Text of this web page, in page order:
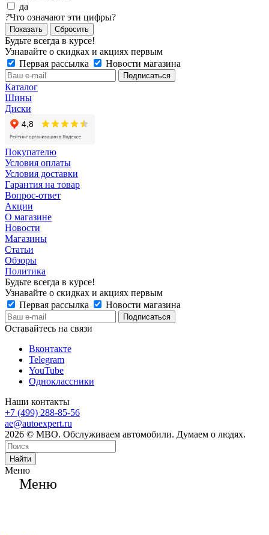
да
?Что означают эти цифры?
Сбросить
Будьте всегда в курсе!
Узнавайте о скидках и акциях первым
Первая рассылка
Новости магазина
Каталог
Шины
Диски
Покупателю
Условия оплаты
Условия доставки
Гарантия на товар
Вопрос-ответ
Акции
О магазине
Новости
Магазины
Статьи
Обзоры
Политика
Будьте всегда в курсе!
Узнавайте о скидках и акциях первым
Первая рассылка
Новости магазина
Оставайтесь на связи
Вконтакте
Telegram
YouTube
Одноклассники
Наши контакты
+7 (499) 288-85-56
ae@autoexpert.ru
2026 © МВО. Обслуживаем автомобили. Думаем о людях.
Найти
Меню
Меню